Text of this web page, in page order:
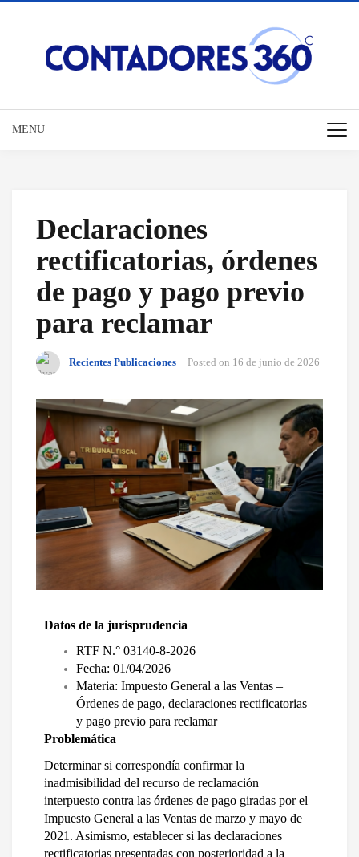
MENU
Declaraciones
rectificatorias, órdenes
de pago y pago previo
para reclamar
Recientes Publicaciones Posted on 16 de junio de 2026
Datos de la jurisprudencia
RTF N.° 03140-8-2026
Fecha: 01/04/2026
Materia: Impuesto General a las Ventas –
Órdenes de pago, declaraciones rectificatorias
y pago previo para reclamar
Problemática
Determinar si correspondía confirmar la
inadmisibilidad del recurso de reclamación
interpuesto contra las órdenes de pago giradas por el
Impuesto General a las Ventas de marzo y mayo de
2021. Asimismo, establecer si las declaraciones
rectificatorias presentadas con posterioridad a la